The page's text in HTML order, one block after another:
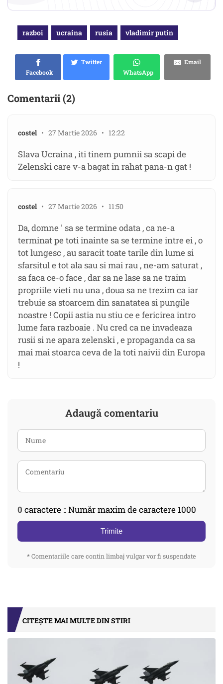
razboi ucraina rusia vladimir putin
Facebook
Twitter
WhatsApp
Email
Comentarii (2)
costel• 27 Martie 2026 • 12:22
Slava Ucraina , iti tinem pumnii sa scapi de
Zelenski care v-a bagat in rahat pana-n gat !
costel• 27 Martie 2026 • 11:50
Da, domne ' sa se termine odata , ca ne-a
terminat pe toti inainte sa se termine intre ei , o
tot lungesc , au saracit toate tarile din lume si
sfarsitul e tot ala sau si mai rau , ne-am saturat ,
sa faca ce-o face , dar sa ne lase sa ne traim
propriile vieti nu una , doua sa ne trezim ca iar
trebuie sa stoarcem din sanatatea si pungile
noastre ! Copii astia nu stiu ce e fericirea intro
lume fara razboaie . Nu cred ca ne invadeaza
rusii si ne apara zelenski , e propaganda ca sa
mai mai stoarca ceva de la toti naivii din Europa
!
Adaugă comentariu
0 caractere :: Număr maxim de caractere 1000
Trimite
* Comentariile care contin limbaj vulgar vor fi suspendate
CITEȘTE MAI MULTE DIN STIRI